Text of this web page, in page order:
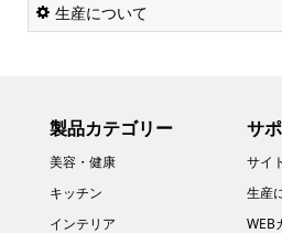
生産について
製品カテゴリー
美容・健康
キッチン
インテリア
サ
サイ
生産
WEB